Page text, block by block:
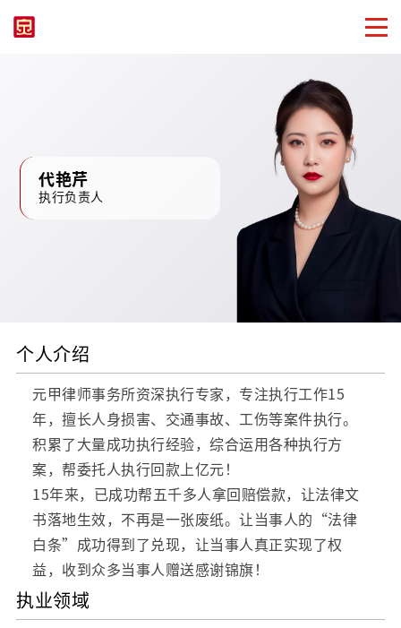
代艳芹
执行负责人
个人介绍
元甲律师事务所资深执行专家，专注执行工作15
年，擅长人身损害、交通事故、工伤等案件执行。
积累了大量成功执行经验，综合运用各种执行方
案，帮委托人执行回款上亿元！
15年来，已成功帮五千多人拿回赔偿款，让法律文
书落地生效，不再是一张废纸。让当事人的“法律
白条”成功得到了兑现，让当事人真正实现了权
益，收到众多当事人赠送感谢锦旗！
执业领域